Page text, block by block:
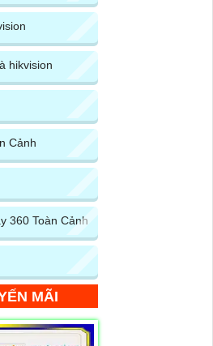
hikvision
Cảnh
360 Toàn Cảnh
MÃI